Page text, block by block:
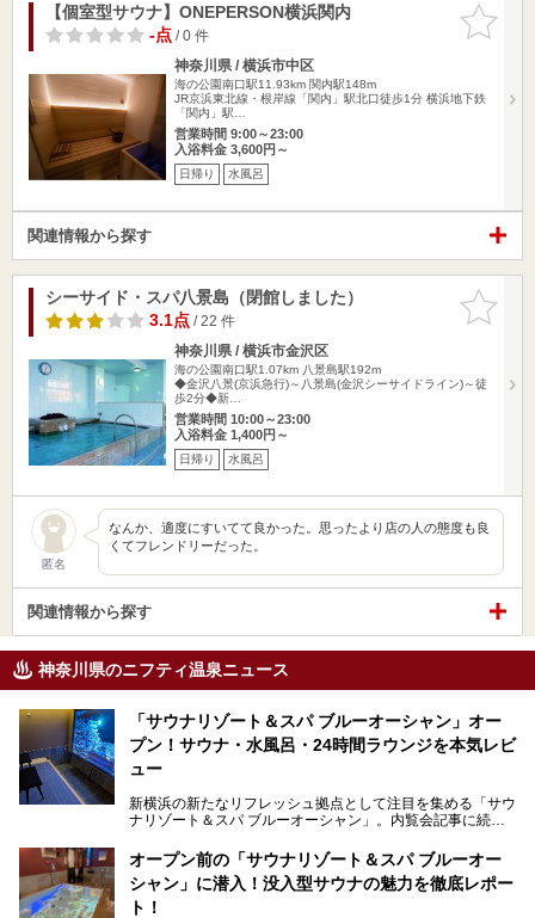
お気に入
りに追加
【個室型サウナ】ONEPERSON横浜関内
-点/ 0 件
神奈川県 / 横浜市中区
海の公園南口駅11.93km 関内駅148m
JR京浜東北線・根岸線「関内」駅北口徒歩1分 横浜地下鉄
「関内」駅…
営業時間 9:00～23:00
入浴料金 3,600円～
日帰り 水風呂
関連情報から探す
お気に入
りに追加
シーサイド・スパ八景島（閉館しました）
3.1点/ 22 件
神奈川県 / 横浜市金沢区
海の公園南口駅1.07km 八景島駅192m
◆金沢八景(京浜急行)～八景島(金沢シーサイドライン)～徒
歩2分◆新…
営業時間 10:00～23:00
入浴料金 1,400円～
日帰り 水風呂
匿名
なんか、適度にすいてて良かった。思ったより店の人の態度も良
くてフレンドリーだった。
関連情報から探す
神奈川県のニフティ温泉ニュース
「サウナリゾート＆スパ ブルーオーシャン」オー
プン！サウナ・水風呂・24時間ラウンジを本気レビ
ュー
新横浜の新たなリフレッシュ拠点として注目を集める「サウ
ナリゾート＆スパ ブルーオーシャン」。内覧会記事に続
す。サウナや水風呂の気持ちよさはもちろん、リラックスス
ペースの過ごしやすさまで徹底チェック。新横浜エリアで日
常の疲れをリセットしたい人、ライブやスポーツ観戦遠征組
は必見です。
オープン前の「サウナリゾート＆スパ ブルーオー
シャン」に潜入！没入型サウナの魅力を徹底レポー
ト！